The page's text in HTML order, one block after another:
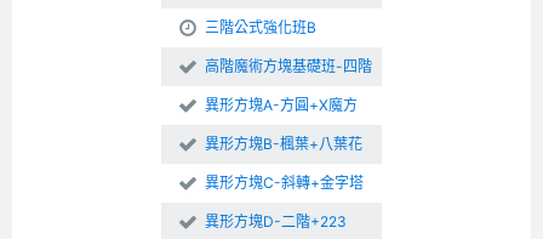
三階公式強化班B
高階魔術方塊基礎班-四階
異形方塊A-方圓+X魔方
異形方塊B-楓葉+八葉花
異形方塊C-斜轉+金字塔
異形方塊D-二階+223